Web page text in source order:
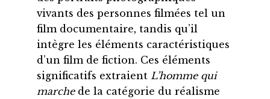
vivants des personnes filmées tel un
film documentaire, tandis qu’il
intègre les éléments caractéristiques
d’un film de fiction. Ces éléments
significatifs extraient L’homme qui
marche de la catégorie du réalisme